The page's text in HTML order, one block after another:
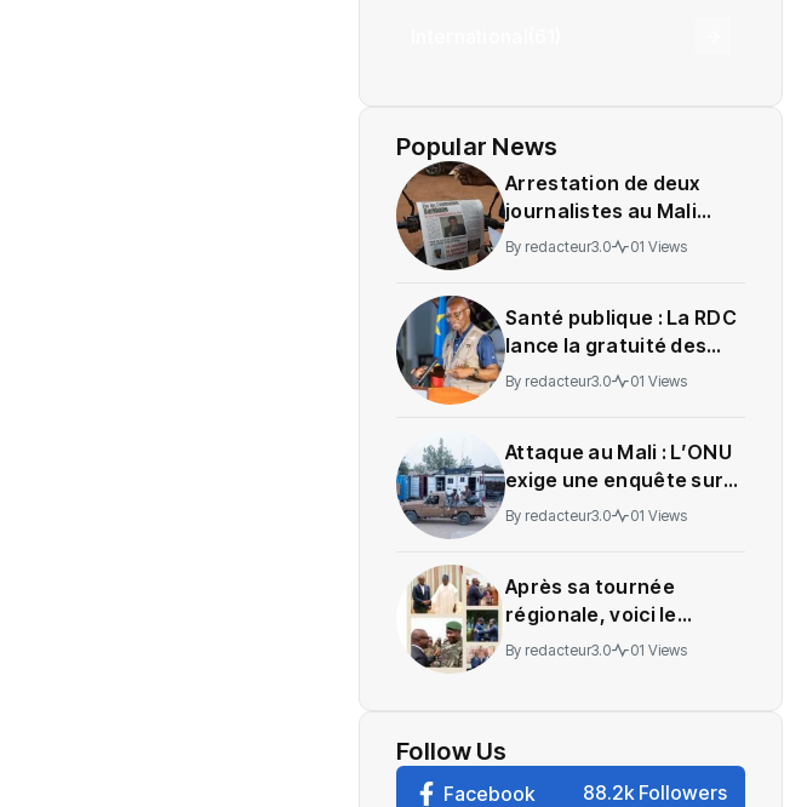
Popular News
Arrestation de deux
journalistes au Mali
provoque une
By redacteur3.0 01 Views
Santé publique : La RDC
lance la gratuité des
soins en Ituri
By redacteur3.0 01 Views
Attaque au Mali : L’ONU
exige une enquête sur
des soldats tués
By redacteur3.0 01 Views
Après sa tournée
régionale, voici le
message de Wadagni
By redacteur3.0 01 Views
Follow Us
Facebook 88.2k Followers